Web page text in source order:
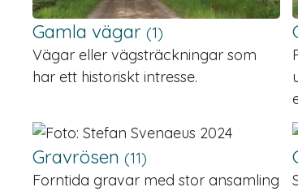
Gamla vägar (1)
Vägar eller vägsträckningar som
har ett historiskt intresse.
Gravrösen (11)
Forntida gravar med stor ansamling